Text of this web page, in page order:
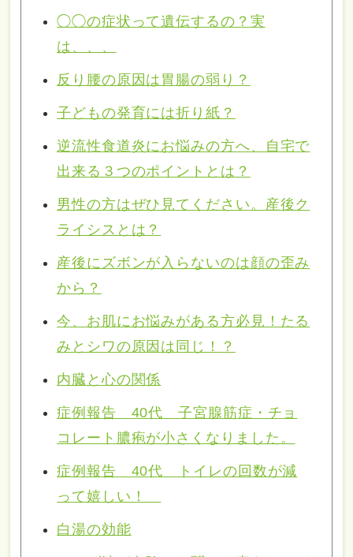
◯◯の症状って遺伝するの？実
は、、、
反り腰の原因は胃腸の弱り？
子どもの発育には折り紙？
逆流性食道炎にお悩みの方へ、自宅で
出来る３つのポイントとは？
男性の方はぜひ見てください。産後ク
ライシスとは？
産後にズボンが入らないのは顔の歪み
から？
今、お肌にお悩みがある方必見！たる
みとシワの原因は同じ！？
内臓と心の関係
症例報告 40代 子宮腺筋症・チョ
コレート膿疱が小さくなりました。
症例報告 40代 トイレの回数が減
って嬉しい！
白湯の効能